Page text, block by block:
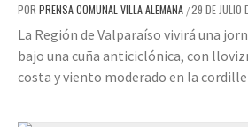
POR PRENSA COMUNAL VILLA ALEMANA /29 DE JULIO
La Región de Valparaíso vivirá una
bajo una cuña anticiclónica, con
costa y viento moderado en la